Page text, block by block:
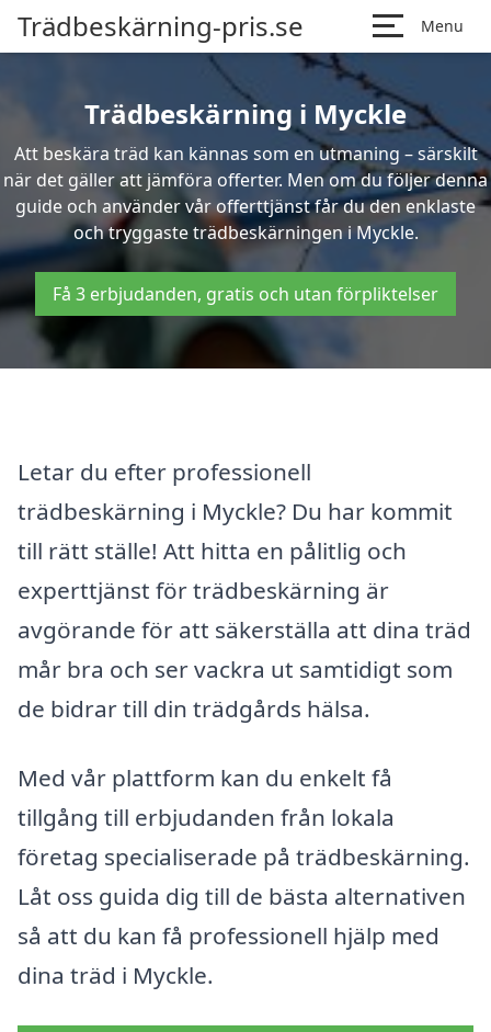
Trädbeskärning-pris.se Menu
Trädbeskärning i Myckle
Att beskära träd kan kännas som en utmaning – särskilt
när det gäller att jämföra offerter. Men om du följer denna
guide och använder vår offerttjänst får du den enklaste
och tryggaste trädbeskärningen i Myckle.
Få 3 erbjudanden, gratis och utan förpliktelser
Letar du efter professionell
trädbeskärning i Myckle? Du har kommit
till rätt ställe! Att hitta en pålitlig och
experttjänst för trädbeskärning är
avgörande för att säkerställa att dina träd
mår bra och ser vackra ut samtidigt som
de bidrar till din trädgårds hälsa.
Med vår plattform kan du enkelt få
tillgång till erbjudanden från lokala
företag specialiserade på trädbeskärning.
Låt oss guida dig till de bästa alternativen
så att du kan få professionell hjälp med
dina träd i Myckle.